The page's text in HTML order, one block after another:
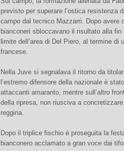
previsto per superare l’ostica resistenza
campo dal tecnico Mazzarri. Dopo avere
bianconeri sbloccavano il risultato alla
limite dell’area di Del Piero, al termine di
francese.
Nella Juve si segnalava il ritorno da
l’estremo difensore della nazionale è
attaccanti amaranto, mentre sull’altro
della ripresa, non riusciva a
reggina.
Dopo il triplice fischio è proseguita la
bianconero acclamato a gran voce dai